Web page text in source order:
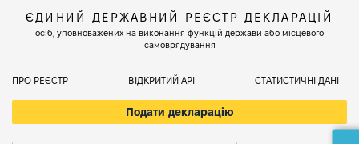
ЄДИНИЙ ДЕРЖАВНИЙ РЕЄСТР ДЕКЛАРАЦІЙ
осіб, уповноважених на виконання функцій держави або місцевого
самоврядування
ПРО РЕЄСТР ВІДКРИТИЙ АРІ СТАТИСТИЧНІ ДАНІ
Подати декларацію